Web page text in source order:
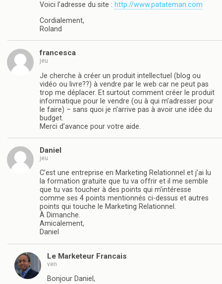
Voici l’adresse du site : http://www.patateman.com
Cordialement,
Roland
francesca
jeu
Je cherche à créer un produit intellectuel (blog ou
vidéo ou livre??) à vendre par le web car ne peut pas
trop me déplacer. Et surtout comment créer le produit
informatique pour le vendre (ou à qui m’adresser pour
le faire) – sans quoi je n’arrive pas à avoir une idée du
budget.
Merci d’avance pour votre aide.
Daniel
jeu
C’est une entreprise en Marketing Relationnel et j’ai lu
la formation gratuite que tu va offrir et il me semble
que tu vas toucher à des points qui m’intéresse
comme ses 4 points mentionnés ci-dessus et autres
points qui touche le Marketing Relationnel.
À Dimanche.
Amicalement,
Daniel
Le Marketeur Francais
ven
Bonjour Daniel,